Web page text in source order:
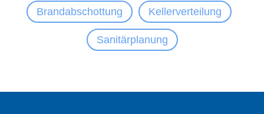
Brandabschottung Kellerverteilung
Sanitärplanung